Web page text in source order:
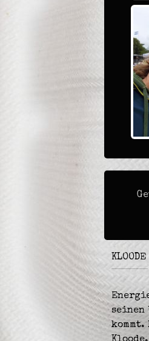
KLOODE
seinen